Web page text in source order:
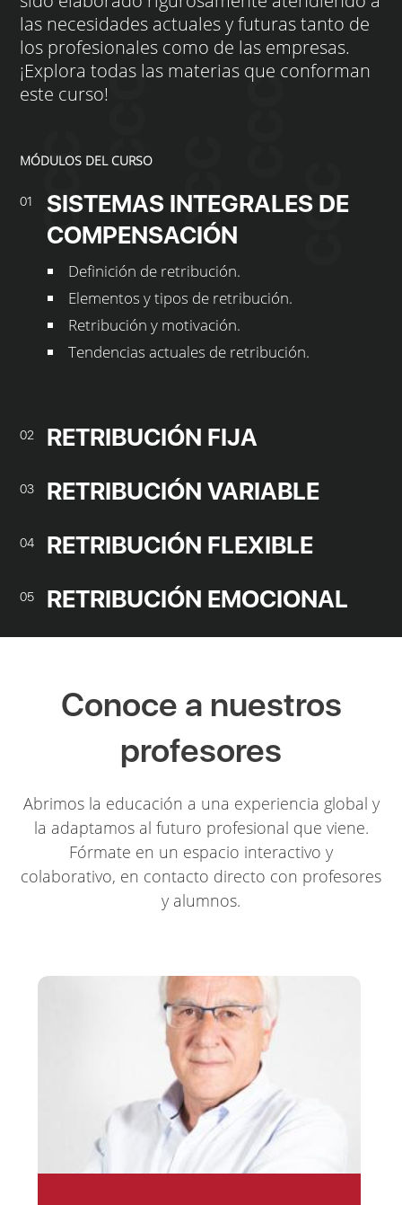
las necesidades actuales y futuras tanto de
los profesionales como de las empresas.
¡Explora todas las materias que conforman
este curso!
MÓDULOS DEL CURSO
01
SISTEMAS INTEGRALES DE
COMPENSACIÓN
Definición de retribución.
Elementos y tipos de retribución.
Retribución y motivación.
Tendencias actuales de retribución.
02 RETRIBUCIÓN FIJA
03 RETRIBUCIÓN VARIABLE
04 RETRIBUCIÓN FLEXIBLE
05 RETRIBUCIÓN EMOCIONAL
Conoce a nuestros
profesores
Abrimos la educación a una experiencia global y
la adaptamos al futuro profesional que viene.
Fórmate en un espacio interactivo y
colaborativo, en contacto directo con profesores
y alumnos.